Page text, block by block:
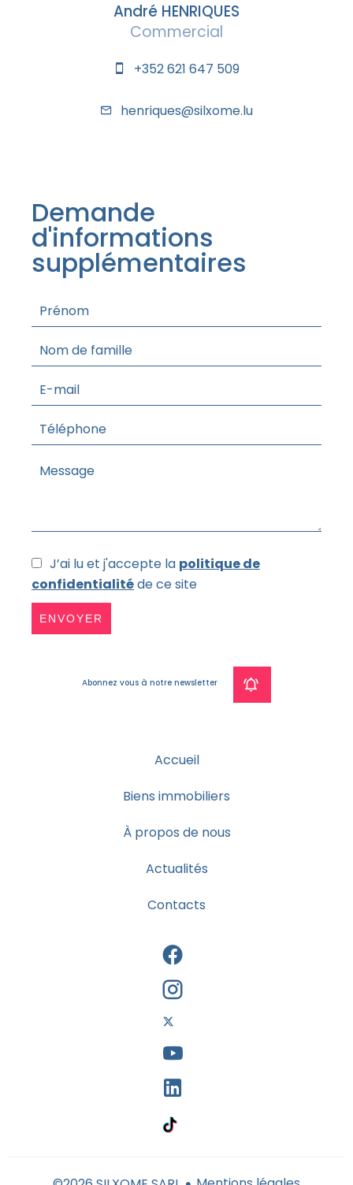
André HENRIQUES
Commercial
+352 621 647 509
henriques@silxome.lu
Demande
d'informations
supplémentaires
J’ai lu et j'accepte la politique de
confidentialitéde ce site
ENVOYER
Abonnez vous à notre newsletter
Accueil
Biens immobiliers
À propos de nous
Actualités
Contacts